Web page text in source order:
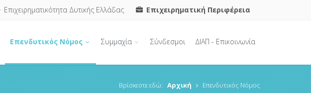
Επιχειρηματικότητα Δυτικής Ελλάδας Επιχειρηματική Περιφέρεια
Επενδυτικός Νόμος Συμμαχία Σύνδεσμοι ΔΙΑΠ - Επικοινωνία
Βρίσκεστε εδώ: Αρχική Επενδυτικός Νόμος